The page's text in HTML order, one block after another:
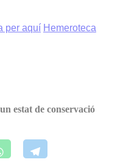
per aquí Hemeroteca
estat de conservació